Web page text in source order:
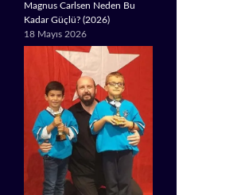
Magnus Carlsen Neden Bu
Kadar Güçlü? (2026)
18 Mayıs 2026